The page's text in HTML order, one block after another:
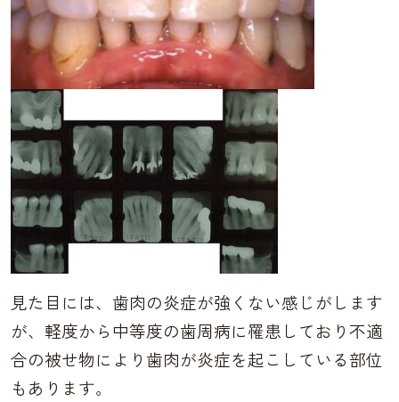
見た目には、歯肉の炎症が強くない感じがします
が、軽度から中等度の歯周病に罹患しており不適
合の被せ物により歯肉が炎症を起こしている部位
もあります。